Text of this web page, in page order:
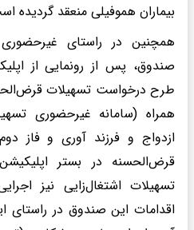
بیماران هموفیلی منعقد گردیده
همچنین در راستای
صندوق، پس از رونمایی از
طرح درخواست تسهیلات
همراه (سامانه غیرحضوری
ازدواج و فرزند آوری و فاز
قرض‌الحسنه در بستر
تسهیلات اشتغال‌زایی نیز
اقدامات این صندوق در راستای